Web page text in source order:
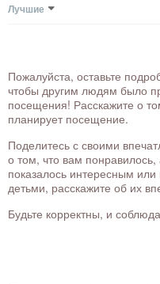
Лучшие
Пожалуйста, оставьте
чтобы другим людям было
посещения! Расскажите о
планирует посещение.
Поделитесь с своими
о том, что вам понравилось,
показалось интересным
детьми, расскажите об их
Будьте корректны, и